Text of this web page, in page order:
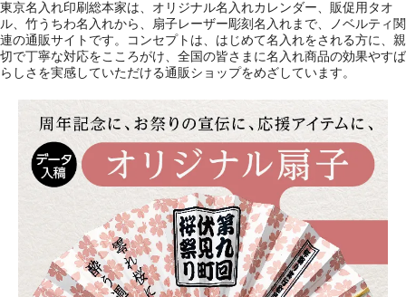
東京名入れ印刷総本家は、オリジナル名入れカレンダー、販促用タオ
ル、竹うちわ名入れから、扇子レーザー彫刻名入れまで、ノベルティ関
連の通販サイトです。コンセプトは、はじめて名入れをされる方に、親
切で丁寧な対応をこころがけ、全国の皆さまに名入れ商品の効果やすば
らしさを実感していただける通販ショップをめざしています。